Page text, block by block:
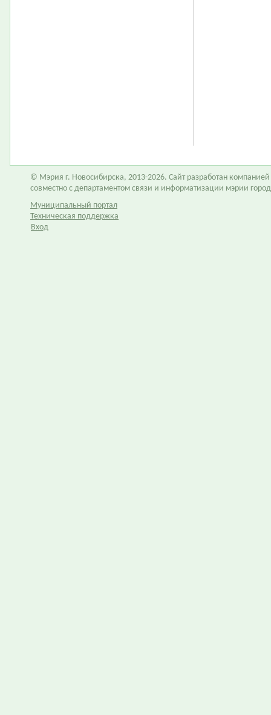
© Мэрия г. Новосибирска, 2013-2026. Сайт разработан компанией
совместно с департаментом связи и информатизации мэрии
Муниципальный портал
Техническая поддержка
Вход